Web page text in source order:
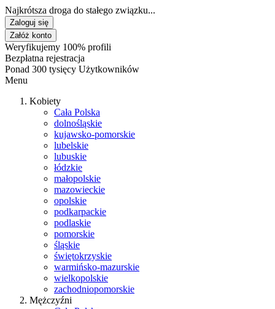
Najkrótsza droga do stałego związku...
Zaloguj się
Załóż konto
Weryfikujemy 100% profili
Bezpłatna rejestracja
Ponad 300 tysięcy Użytkowników
Menu
Kobiety
Cała Polska
dolnośląskie
kujawsko-pomorskie
lubelskie
lubuskie
łódzkie
małopolskie
mazowieckie
opolskie
podkarpackie
podlaskie
pomorskie
śląskie
świętokrzyskie
warmińsko-mazurskie
wielkopolskie
zachodniopomorskie
Mężczyźni